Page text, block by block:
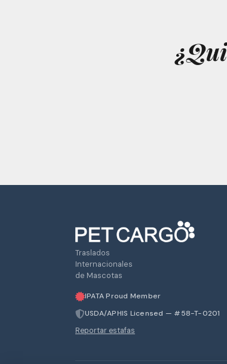
Traslados
Internacionales
de Mascotas
IPATA Proud Member
USDA/APHIS Licensed — #58-T-0201
Reportar estafas